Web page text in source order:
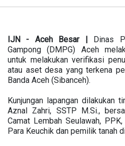
IJN - Aceh Besar | Dinas
Gampong (DMPG) Aceh
untuk melakukan verifikasi
atau aset desa yang terkena
Banda Aceh (Sibanceh).
Kunjungan lapangan dilakukan
Aznal Zahri, SSTP M.Si.,
Camat Lembah Seulawah,
Para Keuchik dan pemilik tanah